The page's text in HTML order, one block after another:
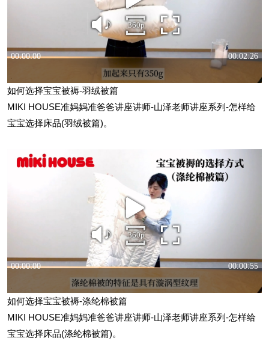
如何选择宝宝被褥-羽绒被篇
MIKI HOUSE准妈妈准爸爸讲座讲师-山泽老师讲座系列-怎样给
宝宝选择床品(羽绒被篇)。
如何选择宝宝被褥-涤纶棉被篇
MIKI HOUSE准妈妈准爸爸讲座讲师-山泽老师讲座系列-怎样给
宝宝选择床品(涤纶棉被篇)。